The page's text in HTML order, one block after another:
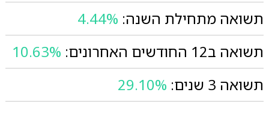
תשואה מתחילת השנה: 4.44%
תשואה ב12 החודשים האחרונים:
10.63%
תשואה 3 שנים:
29.10%